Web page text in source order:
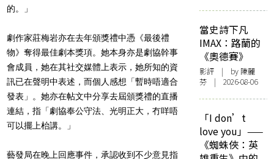
的。」
劇作家莊梅岩亦在去年頒獎禮中憑《最後禮
物》奪得最佳劇本獎項。她本身亦是劇協幹事
會成員，她在其社交媒體上表示，她所知的資
訊已在聲明中表述，而個人感想「暫時唔適合
發表」。她亦在帖文中分享去屆頒獎禮的直播
連結，指「劇協奉公守法、光明正大，冇咩唔
可以擺上枱講。」
藝發局在晚上回應事件，承認收到不少意見指
當史詩下凡
IMAX：路蘭的
《奧德賽》
影評 | by 陳麗
芬 | 2026-08-06
「I don’t
love you」——
《蜘蛛俠：英